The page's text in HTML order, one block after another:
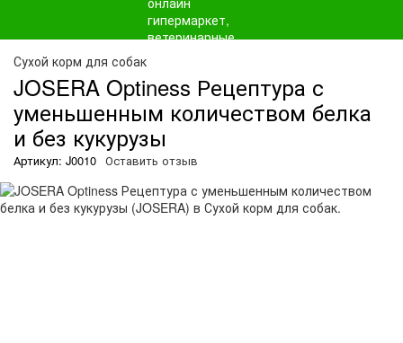
Сухой корм для собак
JOSERA Optiness Рецептура с
уменьшенным количеством белка
и без кукурузы
Артикул: J0010 Оставить отзыв